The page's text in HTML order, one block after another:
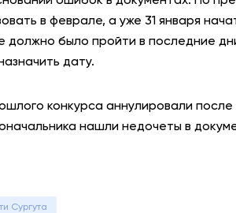
в феврале, а уже 31 января
было пройти в последние
дату.
конкурса аннулировали после
нашли недочеты в
Сургута